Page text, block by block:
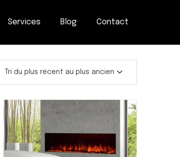
Services Blog Contact